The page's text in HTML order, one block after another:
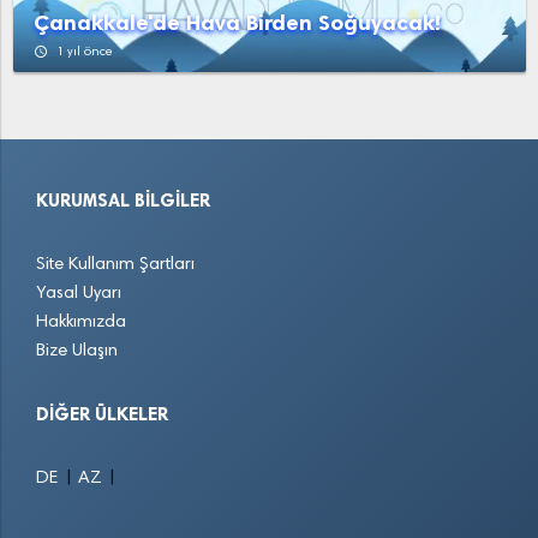
Çanakkale'de Hava Birden Soğuyacak!
access_time 1 yıl önce
KURUMSAL BILGILER
Site Kullanım Şartları
Yasal Uyarı
Hakkımızda
Bize Ulaşın
DIĞER ÜLKELER
DE AZ